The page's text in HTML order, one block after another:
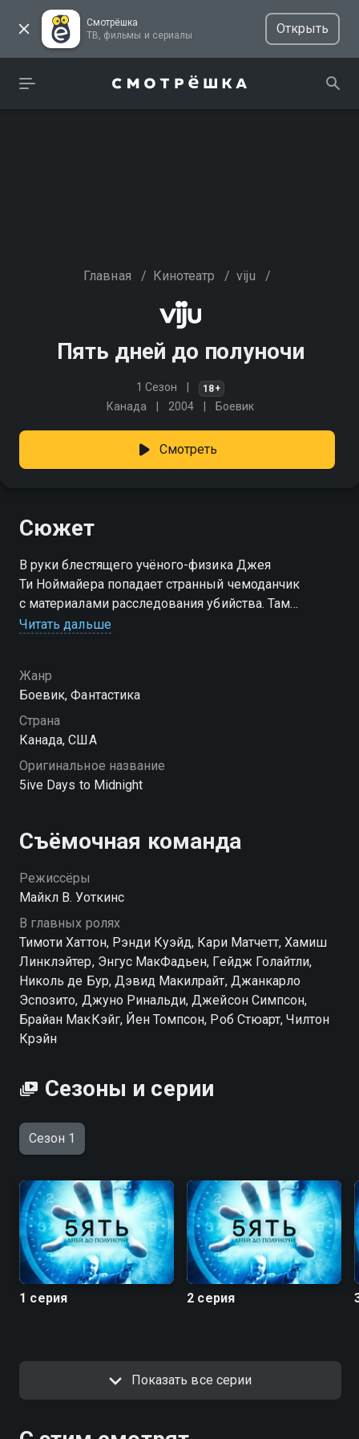
Смотрёшка
ТВ, фильмы и сериалы
Открыть
Главная / Кинотеатр / viju /
Пять дней до полуночи
1 Сезон 18+
Канада 2004 Боевик
Смотреть
Сюжет
В руки блестящего учёного-физика Джея
Ти Ноймайера попадает странный чемоданчик
с материалами расследования убийства. Там
он находит пулю, фото трупа, список подозреваемых
дней, а жертвой его должен стать сам Джей Ти.
У него остаётся не так много времени, чтобы
предотвратить собственное убийство…
Читать дальше
Жанр
Боевик, Фантастика
Страна
Канада, США
Оригинальное название
5ive Days to Midnight
Съёмочная команда
Режиссёры
Майкл В. Уоткинс
В главных ролях
Тимоти Хаттон, Рэнди Куэйд, Кари Матчетт, Хамиш
Линклэйтер, Энгус МакФадьен, Гейдж Голайтли,
Николь де Бур, Дэвид Макилрайт, Джанкарло
Эспозито, Джуно Ринальди, Джейсон Симпсон,
Брайан МакКэйг, Йен Томпсон, Роб Стюарт, Чилтон
Крэйн
Сезоны и серии
Сезон 1
1 серия 2 серия
Показать все серии